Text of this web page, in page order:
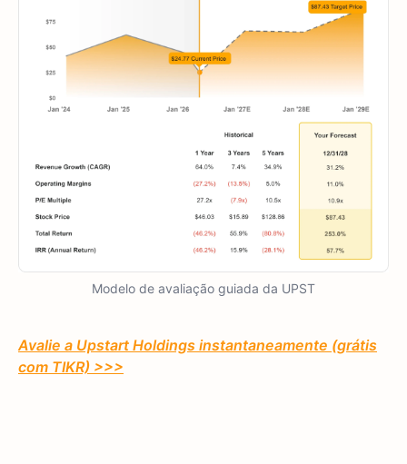
Modelo de avaliação guiada da UPST
Avalie a Upstart Holdings instantaneamente (grátis
com TIKR) >>>